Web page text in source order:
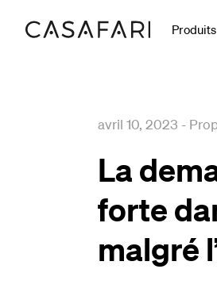
Produits
avril 10, 2023 -
La
forte
malgré